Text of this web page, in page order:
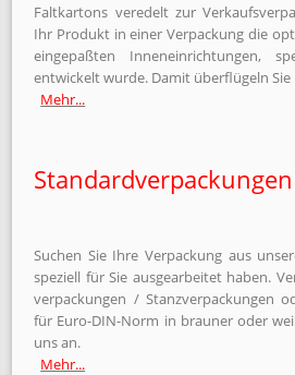
Faltkartons veredelt zur
Ihr Produkt in einer Ver­packung die
ein­gepaßten Innen­einricht­ungen,
entwickelt wurde. Damit überflügeln
Mehr...
Standardverpackungen
Suchen Sie Ihre Verpackung aus
speziell für Sie ausgearbeitet haben.
ver­packungen / Stanz­ver­pack­ungen
für Euro-DIN-Norm in brauner oder
uns an.
Mehr...